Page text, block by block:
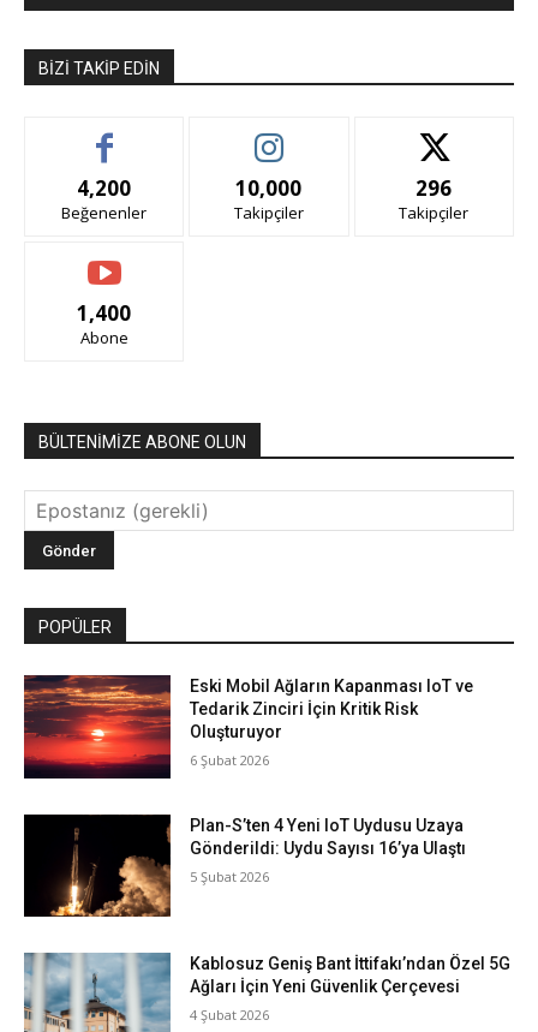
BIZI TAKIP EDIN
4,200
Beğenenler
10,000
Takipçiler
296
Takipçiler
1,400
Abone
BÜLTENİMİZE ABONE OLUN
POPÜLER
Eski Mobil Ağların Kapanması IoT ve
Tedarik Zinciri İçin Kritik Risk
Oluşturuyor
6 Şubat 2026
Plan-S’ten 4 Yeni IoT Uydusu Uzaya
Gönderildi: Uydu Sayısı 16’ya Ulaştı
5 Şubat 2026
Kablosuz Geniş Bant İttifakı’ndan Özel 5G
Ağları İçin Yeni Güvenlik Çerçevesi
4 Şubat 2026